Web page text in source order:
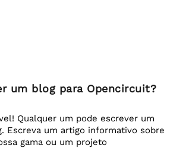
um blog para Opencircuit?
Qualquer um pode escrever um
Escreva um artigo informativo sobre
gama ou um projeto